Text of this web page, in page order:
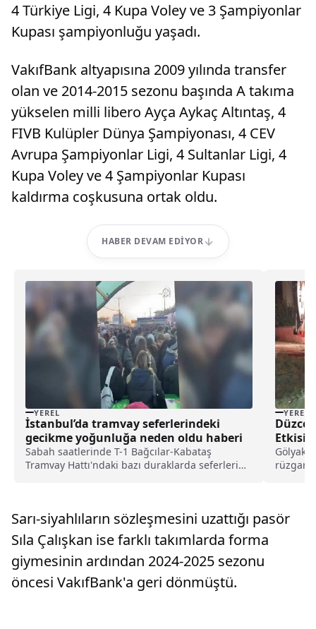
4 Türkiye Ligi, 4 Kupa Voley ve 3 Şampiyonlar
Kupası şampiyonluğu yaşadı.
VakıfBank altyapısına 2009 yılında transfer
olan ve 2014-2015 sezonu başında A takıma
yükselen milli libero Ayça Aykaç Altıntaş, 4
FIVB Kulüpler Dünya Şampiyonası, 4 CEV
Avrupa Şampiyonlar Ligi, 4 Sultanlar Ligi, 4
Kupa Voley ve 4 Şampiyonlar Kupası
kaldırma coşkusuna ortak oldu.
HABER DEVAM EDIYOR
YEREL
İstanbul’da tramvay seferlerindeki
gecikme yoğunluğa neden oldu haberi
Sabah saatlerinde T-1 Bağcılar-Kabataş
Tramvay Hattı'ndaki bazı duraklarda seferlerin
tramvay seferleri geci...
YEREL
Düzce
rüzgar
Sarı-siyahlıların sözleşmesini uzattığı pasör
Sıla Çalışkan ise farklı takımlarda forma
giymesinin ardından 2024-2025 sezonu
öncesi VakıfBank'a geri dönmüştü.